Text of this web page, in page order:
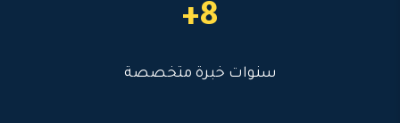
8+
سنوات خبرة متخصصة